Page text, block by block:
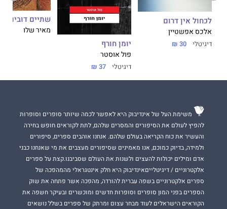
לכחול אין דרום
אלכס אפשטיין
דיגיטלי 30 ₪ יומן חורף
פול אוסטר
דיגיטלי 37 ₪
שתיים דובים
מאיר שלו
משימת העל של אינדיבוק היא לאפשר לכמה שיותר סופרים וסופרות
להפיץ לעולם את הסיפורים והמסרים שלהם, לתת לקוראים חופש בחירה
והעשיר את כוח הקריאה בעולם שלהם. אנחנו אוהבים ספרים, סיפורים
ולמידה, בדיוק כמוכם, אנו מאמינים שסיפורים מעצבים את מי שאנחנו כבני
אדם ומילים יכולות להעצים ולשנות את העולם שסביבנו.קצת על ספרים
אלקטרוניים / דיגיטלייםאינדיבוק היא חלק אינטגראלי מהמהפכה של
ספרים אלקטרוניים בשפה עברית להורדה, מהפכה אשר פתחה את שוק
הספרים בפני המון סופרים וסופרות חדשים ומוכשרים ובעיקר חשפה את
הקוראים הישראלים לעוד מבחר עצום ומרתק של ספרים בשלל נושאים